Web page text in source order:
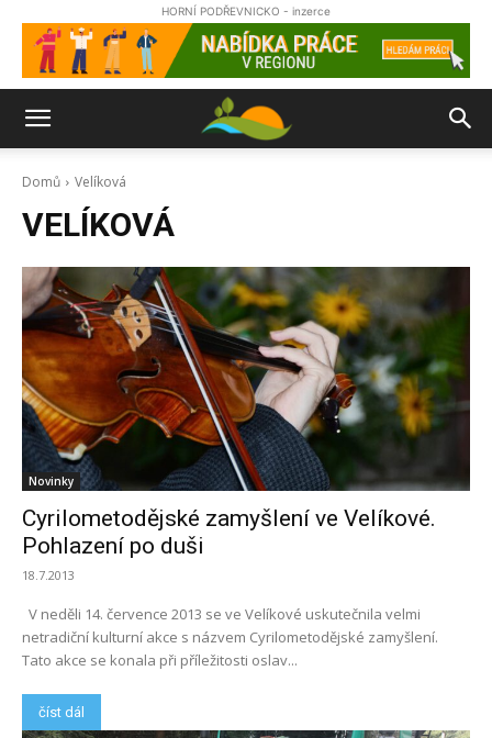
HORNÍ PODŘEVNICKO - inzerce
Domů Velíková
VELÍKOVÁ
Novinky
Cyrilometodějské zamyšlení ve Velíkové.
Pohlazení po duši
18.7.2013
V neděli 14. července 2013 se ve Velíkové uskutečnila velmi
netradiční kulturní akce s názvem Cyrilometodějské zamyšlení.
Tato akce se konala při příležitosti oslav...
číst dál